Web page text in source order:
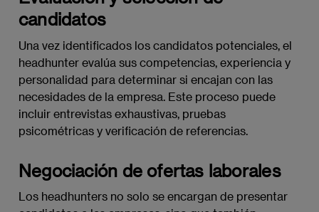
candidatos
Una vez identificados los candidatos potenciales, el
headhunter evalúa sus competencias, experiencia y
personalidad para determinar si encajan con las
necesidades de la empresa. Este proceso puede
incluir entrevistas exhaustivas, pruebas
psicométricas y verificación de referencias.
Negociación de ofertas laborales
Los headhunters no solo se encargan de presentar